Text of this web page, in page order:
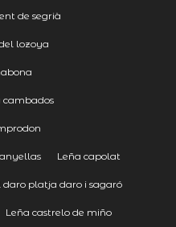
de segrià
lozoya
cambados
Leña capolat
daro platja daro i sagaró
Leña castrelo de miño